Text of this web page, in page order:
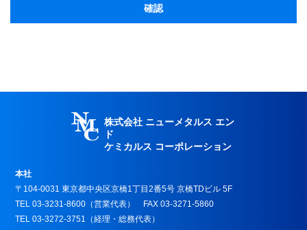
株式会社 ニューメタルス エン
ド
ケミカルス コーポレーション
本社
〒104-0031 東京都中央区京橋1丁目2番5号 京橋TDビル 5F
TEL 03-3231-8600（営業代表） FAX 03-3271-5860
TEL 03-3272-3751（経理・総務代表）